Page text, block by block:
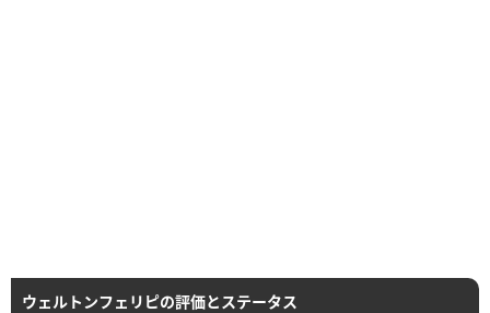
ウェルトンフェリピの評価とステータス